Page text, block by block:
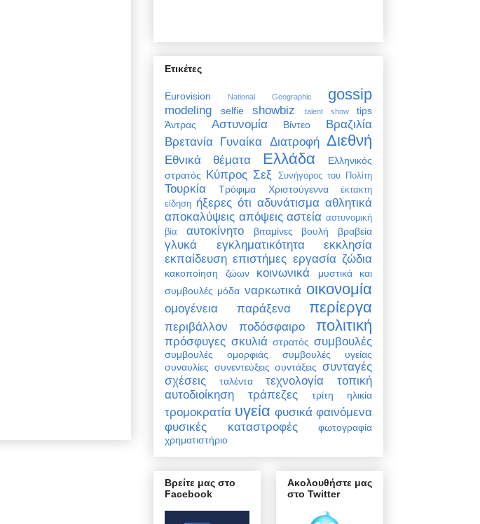
Ετικέτες
Eurovision National Geographic gossip
modeling selfie showbiz talent show
tips
Άντρας
Αστυνομία Βίντεο
Βραζιλία
Βρετανία Γυναίκα Διατροφή Διεθνή
Εθνικά θέματα Ελλάδα
Ελληνικός
στρατός Κύπρος Σεξ Συνήγορος του Πολίτη
Τουρκία Τρόφιμα Χριστούγεννα
έκτακτη
είδηση ήξερες ότι αδυνάτισμα αθλητικά
αποκαλύψεις απόψεις αστεία αστυνομική
βία
αυτοκίνητο βιταμίνες βουλή βραβεία
γλυκά εγκληματικότητα
εκκλησία
εκπαίδευση επιστήμες εργασία ζώδια
κακοποίηση ζώων κοινωνικά
μυστικά και
συμβουλές μόδα ναρκωτικά οικονομία
ομογένεια παράξενα περίεργα
περιβάλλον ποδόσφαιρο πολιτική
πρόσφυγες σκυλιά στρατός συμβουλές
συμβουλές ομορφιάς
συμβουλές υγείας
συναυλίες συνεντεύξεις συντάξεις συνταγές
σχέσεις
ταλέντα τεχνολογία
τοπική
αυτοδιοίκηση
τράπεζες τρίτη ηλικία
τρομοκρατία υγεία φυσικά φαινόμενα
φυσικές καταστροφές
φωτογραφία
χρηματιστήριο
Βρείτε μας στο
Facebook
Ακολουθήστε μας
στο Twitter